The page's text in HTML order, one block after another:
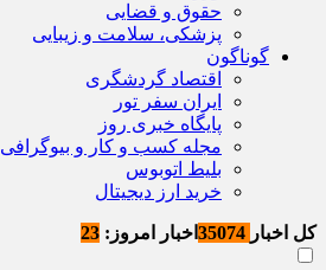
حقوق و قضایی
پزشکی، سلامت و زیبایی
گوناگون
اقتصاد گردشگری
ایران سفر تور
پایگاه خبری روز
مجله کسب و کار و بیوگرافی
بلیط اتوبوس
خرید ارز دیجیتال
کل اخبار اخبار امروز: 23